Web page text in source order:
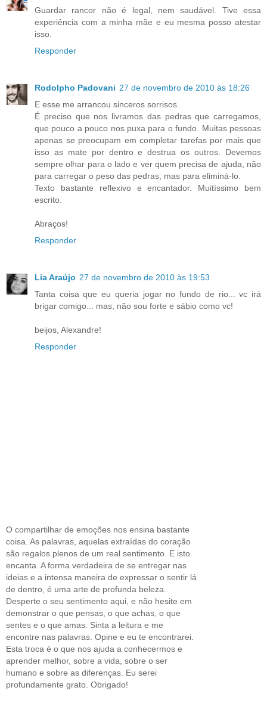
Guardar rancor não é legal, nem saudável. Tive essa
experiência com a minha mãe e eu mesma posso atestar
isso.
Responder
Rodolpho Padovani 27 de novembro de 2010 às 18:26
E esse me arrancou sinceros sorrisos.
É preciso que nos livramos das pedras que carregamos,
que pouco a pouco nos puxa para o fundo. Muitas pessoas
apenas se preocupam em completar tarefas por mais que
isso as mate por dentro e destrua os outros. Devemos
sempre olhar para o lado e ver quem precisa de ajuda, não
para carregar o peso das pedras, mas para eliminá-lo.
Texto bastante reflexivo e encantador. Muitíssimo bem
escrito.
Abraços!
Responder
Lia Araújo 27 de novembro de 2010 às 19:53
Tanta coisa que eu queria jogar no fundo de rio... vc irá
brigar comigo... mas, não sou forte e sábio como vc!
beijos, Alexandre!
Responder
O compartilhar de emoções nos ensina bastante
coisa. As palavras, aquelas extraídas do coração
são regalos plenos de um real sentimento. E isto
encanta. A forma verdadeira de se entregar nas
ideias e a intensa maneira de expressar o sentir lá
de dentro, é uma arte de profunda beleza.
Desperte o seu sentimento aqui, e não hesite em
demonstrar o que pensas, o que achas, o que
sentes e o que amas. Sinta a leitura e me
encontre nas palavras. Opine e eu te encontrarei.
Esta troca é o que nos ajuda a conhecermos e
aprender melhor, sobre a vida, sobre o ser
humano e sobre as diferenças. Eu serei
profundamente grato. Obrigado!